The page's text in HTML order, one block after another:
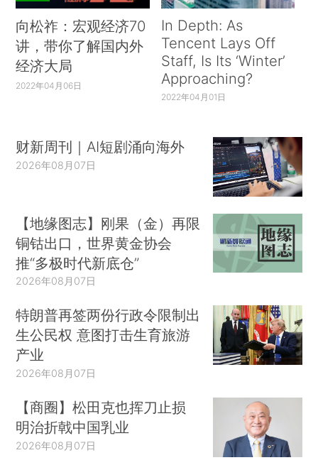
向松祚：宏观经济70
讲，带你了解国内外
经济大局
2022年04月06日
In Depth: As
Tencent Lays Off
Staff, Is Its ‘Winter’
Approaching?
2022年04月01日
财新周刊｜AI短剧涌向海外
2026年08月07日
【地缘图志】刚果（金）再限
铜钴出口，世界黄金协会
推“多极时代新底仓”
2026年08月07日
特朗普再签两份行政令限制出
生公民权 意图打击生育旅游
产业
2026年08月07日
【商圈】松田克也挥刀止损
明治折戟中国乳业
2026年08月07日